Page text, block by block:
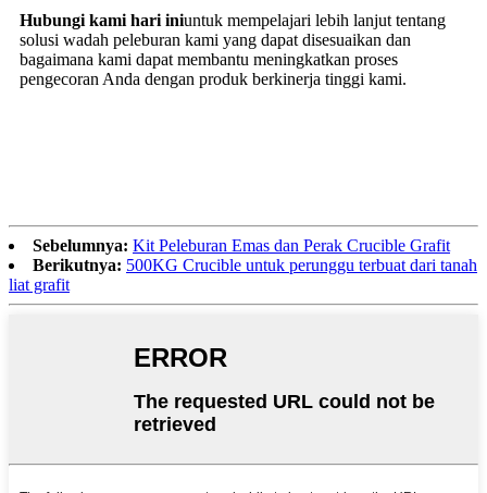
Hubungi kami hari iniuntuk mempelajari lebih lanjut tentang
solusi wadah peleburan kami yang dapat disesuaikan dan
bagaimana kami dapat membantu meningkatkan proses
pengecoran Anda dengan produk berkinerja tinggi kami.
Sebelumnya: Kit Peleburan Emas dan Perak Crucible Grafit
Berikutnya: 500KG Crucible untuk perunggu terbuat dari tanah
liat grafit